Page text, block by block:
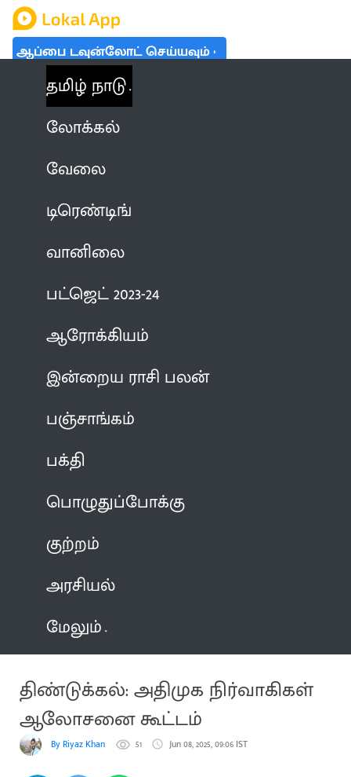
ஆப்பை டவுன்லோட் செய்யவும்
தமிழ் நாடு
லோக்கல்
வேலை
டிரெண்டிங்
வானிலை
பட்ஜெட் 2023-24
ஆரோக்கியம்
இன்றைய ராசி பலன்
பஞ்சாங்கம்
பக்தி
பொழுதுப்போக்கு
குற்றம்
அரசியல்
மேலும்
திண்டுக்கல்: அதிமுக நிர்வாகிகள்
ஆலோசனை கூட்டம்
By Riyaz Khan 51 Jun 08, 2025, 09:06 IST